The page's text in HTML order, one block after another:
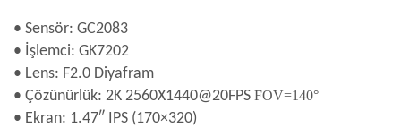
• Sensör: GC2083
• İşlemci: GK7202
• Lens: F2.0 Diyafram
• Çözünürlük: 2K 2560X1440@20FPS FOV=140°
• Ekran: 1.47″ IPS (170×320)